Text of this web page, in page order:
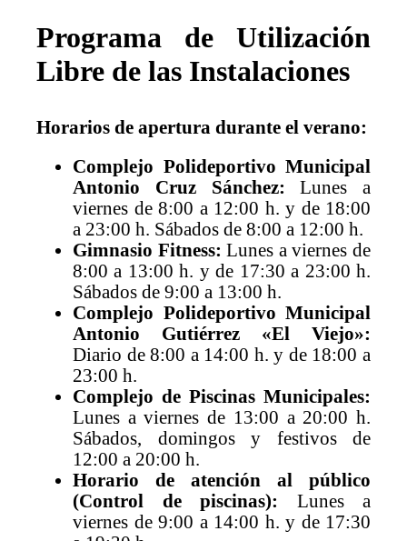
Programa de Utilización
Libre de las Instalaciones
Horarios de apertura durante el verano:
Complejo Polideportivo Municipal
Antonio Cruz Sánchez: Lunes a
viernes de 8:00 a 12:00 h. y de 18:00
a 23:00 h. Sábados de 8:00 a 12:00 h.
Gimnasio Fitness: Lunes a viernes de
8:00 a 13:00 h. y de 17:30 a 23:00 h.
Sábados de 9:00 a 13:00 h.
Complejo Polideportivo Municipal
Antonio Gutiérrez «El Viejo»:
Diario de 8:00 a 14:00 h. y de 18:00 a
23:00 h.
Complejo de Piscinas Municipales:
Lunes a viernes de 13:00 a 20:00 h.
Sábados, domingos y festivos de
12:00 a 20:00 h.
Horario de atención al público
(Control de piscinas): Lunes a
viernes de 9:00 a 14:00 h. y de 17:30